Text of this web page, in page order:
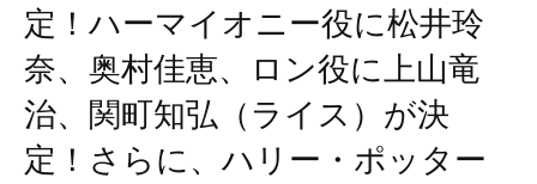
定！ハーマイオニー役に松井玲
奈、奥村佳恵、ロン役に上山竜
治、関町知弘（ライス）が決
定！さらに、ハリー・ポッター